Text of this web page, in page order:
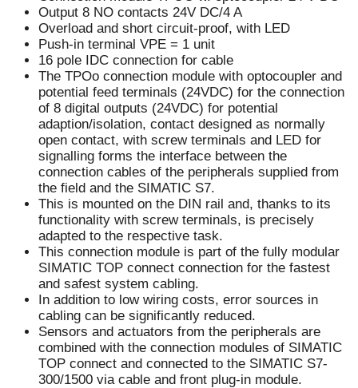
Output 8 NO contacts 24V DC/4 A
Overload and short circuit-proof, with LED
Push-in terminal VPE = 1 unit
16 pole IDC connection for cable
The TPOo connection module with optocoupler and
potential feed terminals (24VDC) for the connection
of 8 digital outputs (24VDC) for potential
adaption/isolation, contact designed as normally
open contact, with screw terminals and LED for
signalling forms the interface between the
connection cables of the peripherals supplied from
the field and the SIMATIC S7.
This is mounted on the DIN rail and, thanks to its
functionality with screw terminals, is precisely
adapted to the respective task.
This connection module is part of the fully modular
SIMATIC TOP connect connection for the fastest
and safest system cabling.
In addition to low wiring costs, error sources in
cabling can be significantly reduced.
Sensors and actuators from the peripherals are
combined with the connection modules of SIMATIC
TOP connect and connected to the SIMATIC S7-
300/1500 via cable and front plug-in module.